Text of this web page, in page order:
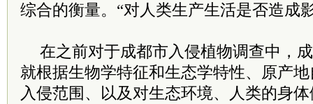
综合的衡量。“对人类生产生活是否造成
在之前对于成都市入侵植物调查中，
就根据生物学特征和生态学特性、原产
入侵范围、以及对生态环境、人类的身